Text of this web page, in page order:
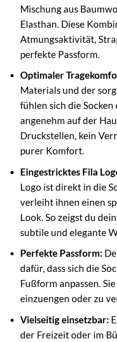
Mischung aus
Elasthan. Diese
Atmungsaktivität,
perfekte Passform.
Optimaler
Materials und der
fühlen sich die Socken
angenehm auf der
Druckstellen, kein
purer Komfort.
Eingestricktes Fila
Logo ist direkt in die
verleiht ihnen einen
Look. So zeigst du
subtile und elegante
Perfekte Passform:
dafür, dass sich die
Fußform anpassen.
einzuengen oder zu
Vielseitig einsetzbar:
der Freizeit oder im